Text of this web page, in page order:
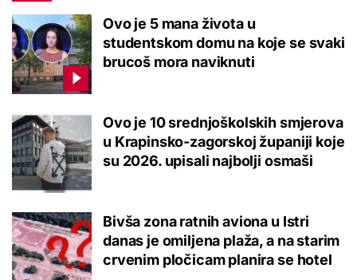
Ovo je 5 mana života u
studentskom domu na koje se svaki
brucoš mora naviknuti
Ovo je 10 srednjoškolskih smjerova
u Krapinsko-zagorskoj županiji koje
su 2026. upisali najbolji osmaši
Bivša zona ratnih aviona u Istri
danas je omiljena plaža, a na starim
crvenim pločicam planira se hotel